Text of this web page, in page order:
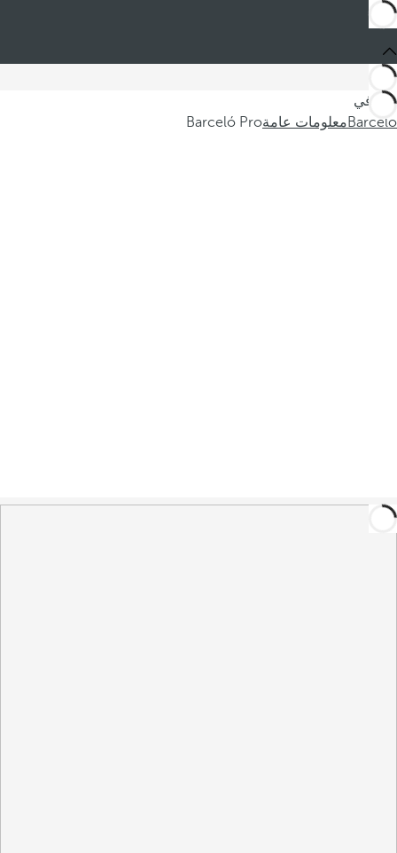
أنت في
Barcelóمعلومات عامةBarceló Pro